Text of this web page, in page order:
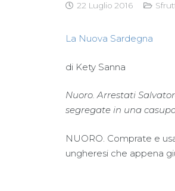
22 Luglio 2016
La Nuova Sardegna
di Kety Sanna
Nuoro. Arrestati
segregate in una
NUORO. Comprate e
ungheresi che appena